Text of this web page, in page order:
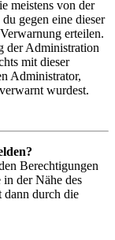
meistens von der
gegen eine dieser
erteilen.
der Administration
mit dieser
Administrator,
wurdest.
Berechtigungen
in der Nähe des
dann durch die